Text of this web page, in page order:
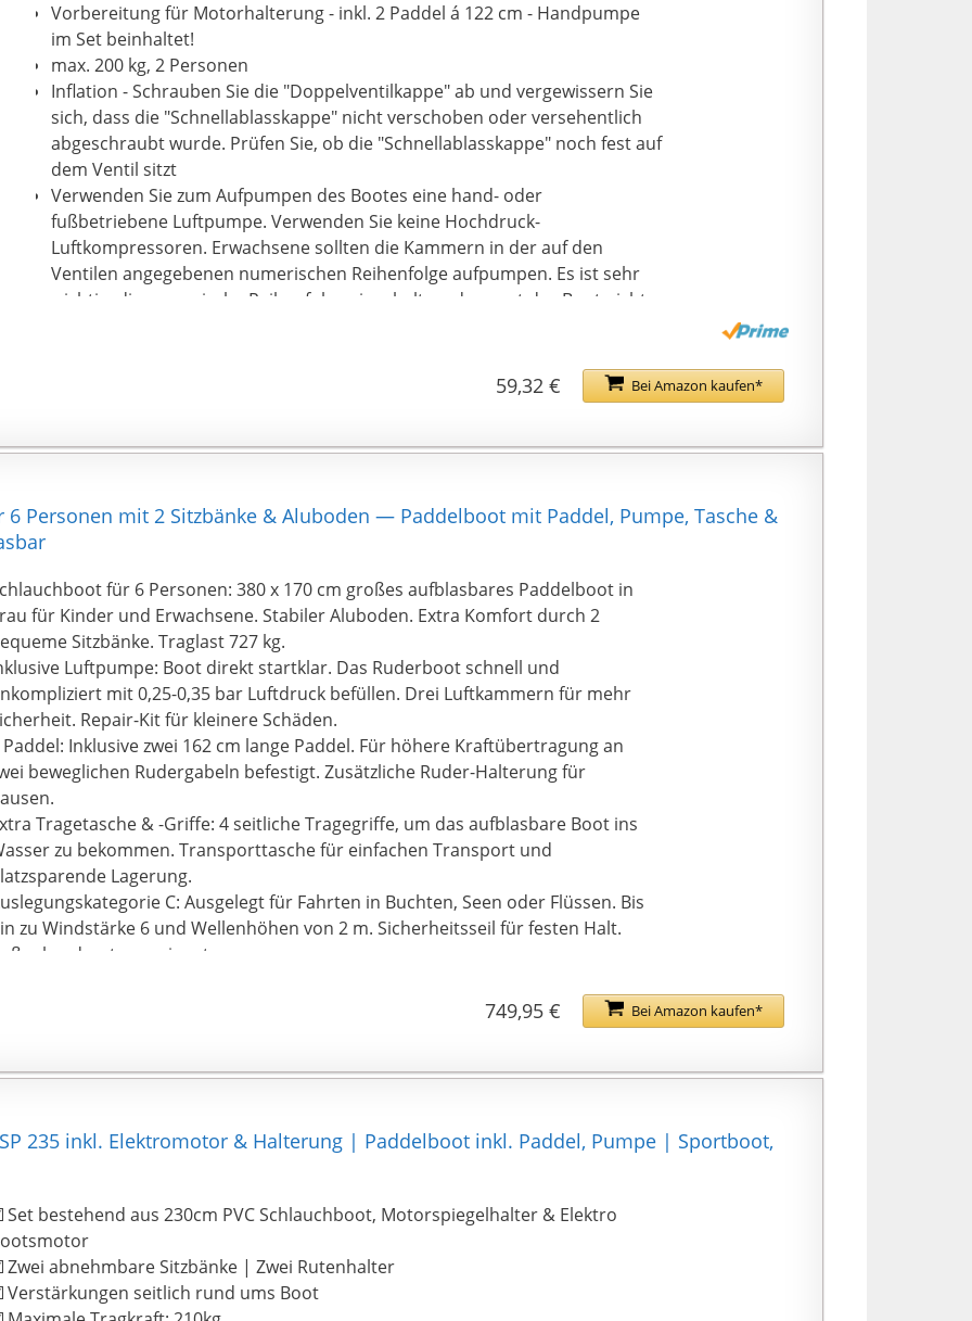
Gummiboot mit einem Außenbordmotor bis maximal 15 PS aufrüsten. Nehmen
Sie Fahrt auf und geniessen Sie die entspannte Reise auf dem Wasser. Das
umfangreiche Zubehör macht das Motorboot perfekt und besteht aus
Luftpumpe, 2x Paddel, Reparaturset und praktischer Tragetasche.
Vorbereitung für Motorhalterung - inkl. 2 Paddel á 122 cm - Handpumpe
im Set beinhaltet!
max. 200 kg, 2 Personen
Inflation - Schrauben Sie die "Doppelventilkappe" ab und vergewissern Sie
sich, dass die "Schnellablasskappe" nicht verschoben oder versehentlich
abgeschraubt wurde. Prüfen Sie, ob die "Schnellablasskappe" noch fest auf
dem Ventil sitzt
Verwenden Sie zum Aufpumpen des Bootes eine hand- oder
fußbetriebene Luftpumpe. Verwenden Sie keine Hochdruck-
Luftkompressoren. Erwachsene sollten die Kammern in der auf den
Ventilen angegebenen numerischen Reihenfolge aufpumpen. Es ist sehr
wichtig, die numerische Reihenfolge einzuhalten, da sonst das Boot nicht
Bei Amazon kaufen*
59,32 €
Personen mit 2 Sitzbänke & Aluboden — Paddelboot mit Paddel, Pumpe, Tasche &
für 6 Personen: 380 x 170 cm großes aufblasbares Paddelboot in
für Kinder und Erwachsene. Stabiler Aluboden. Extra Komfort durch 2
Sitzbänke. Traglast 727 kg.
Luftpumpe: Boot direkt startklar. Das Ruderboot schnell und
mit 0,25-0,35 bar Luftdruck befüllen. Drei Luftkammern für mehr
Repair-Kit für kleinere Schäden.
Paddel: Inklusive zwei 162 cm lange Paddel. Für höhere Kraftübertragung an
beweglichen Rudergabeln befestigt. Zusätzliche Ruder-Halterung für
Tragetasche & -Griffe: 4 seitliche Tragegriffe, um das aufblasbare Boot ins
zu bekommen. Transporttasche für einfachen Transport und
Lagerung.
C: Ausgelegt für Fahrten in Buchten, Seen oder Flüssen. Bis
zu Windstärke 6 und Wellenhöhen von 2 m. Sicherheitsseil für festen Halt.
geeignet.
Bei Amazon kaufen*
749,95 €
235 inkl. Elektromotor & Halterung | Paddelboot inkl. Paddel, Pumpe | Sportboot,
Set bestehend aus 230cm PVC Schlauchboot, Motorspiegelhalter & Elektro
Zwei abnehmbare Sitzbänke | Zwei Rutenhalter
Verstärkungen seitlich rund ums Boot